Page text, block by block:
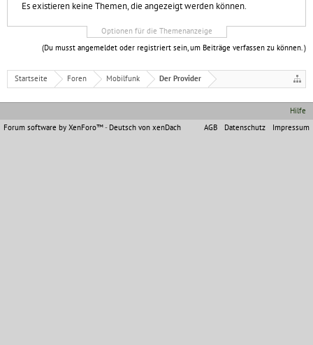
Es existieren keine Themen, die angezeigt werden können.
Optionen für die Themenanzeige
(Du musst angemeldet oder registriert sein, um Beiträge verfassen zu können. )
Startseite Foren Mobilfunk Der Provider
Hilfe
AGB
Datenschutz Impressum
Forum software by XenForo™- Deutsch von xenDach